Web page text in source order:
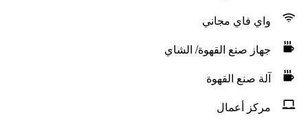
واي فاي مجاني
جهاز صنع القهوة/ الشاي
آلة صنع القهوة
مركز أعمال